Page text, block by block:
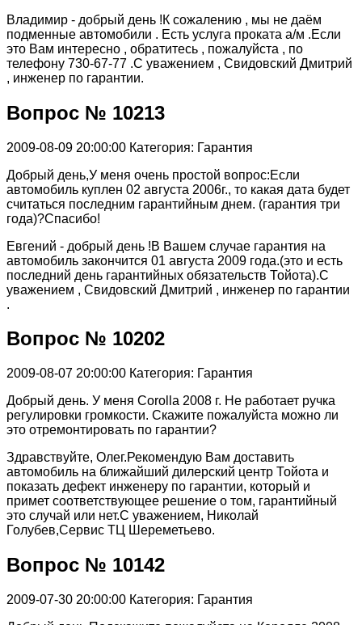
Владимир - добрый день !К сожалению , мы не даём
подменные автомобили . Есть услуга проката а/м .Если
это Вам интересно , обратитесь , пожалуйста , по
телефону 730-67-77 .С уважением , Свидовский Дмитрий
, инженер по гарантии.
Вопрос № 10213
2009-08-09 20:00:00 Категория: Гарантия
Добрый день,У меня очень простой вопрос:Если
автомобиль куплен 02 августа 2006г., то какая дата будет
считаться последним гарантийным днем. (гарантия три
года)?Спасибо!
Евгений - добрый день !В Вашем случае гарантия на
автомобиль закончится 01 августа 2009 года.(это и есть
последний день гарантийных обязательств Тойота).С
уважением , Свидовский Дмитрий , инженер по гарантии
.
Вопрос № 10202
2009-08-07 20:00:00 Категория: Гарантия
Добрый день. У меня Corolla 2008 г. Не работает ручка
регулировки громкости. Скажите пожалуйста можно ли
это отремонтировать по гарантии?
Здравствуйте, Олег.Рекомендую Вам доставить
автомобиль на ближайший дилерский центр Тойота и
показать дефект инженеру по гарантии, который и
примет соответствующее решение о том, гарантийный
это случай или нет.С уважением, Николай
Голубев,Сервис ТЦ Шереметьево.
Вопрос № 10142
2009-07-30 20:00:00 Категория: Гарантия